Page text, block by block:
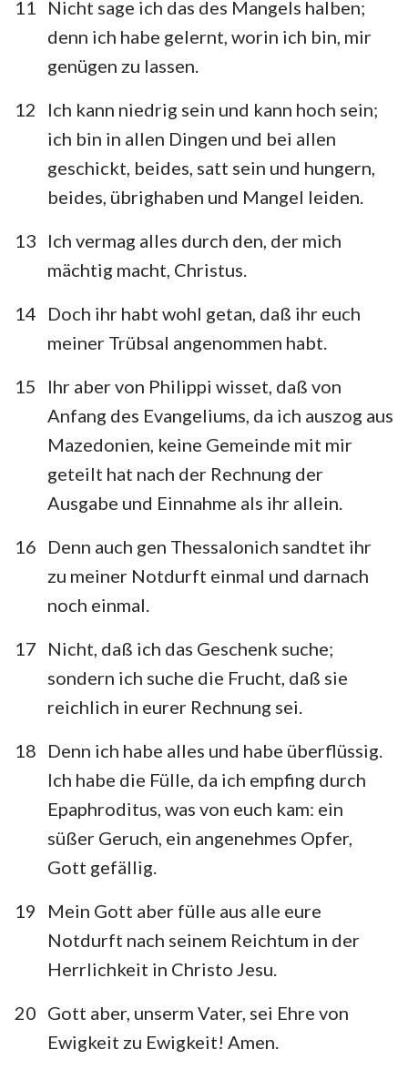
11
Nicht sage ich das des Mangels halben;
denn ich habe gelernt, worin ich bin, mir
genügen zu lassen.
12
Ich kann niedrig sein und kann hoch sein;
ich bin in allen Dingen und bei allen
geschickt, beides, satt sein und hungern,
beides, übrighaben und Mangel leiden.
13
Ich vermag alles durch den, der mich
mächtig macht, Christus.
14
Doch ihr habt wohl getan, daß ihr euch
meiner Trübsal angenommen habt.
15
Ihr aber von Philippi wisset, daß von
Anfang des Evangeliums, da ich auszog aus
Mazedonien, keine Gemeinde mit mir
geteilt hat nach der Rechnung der
Ausgabe und Einnahme als ihr allein.
16
Denn auch gen Thessalonich sandtet ihr
zu meiner Notdurft einmal und darnach
noch einmal.
17
Nicht, daß ich das Geschenk suche;
sondern ich suche die Frucht, daß sie
reichlich in eurer Rechnung sei.
18
Denn ich habe alles und habe überflüssig.
Ich habe die Fülle, da ich empfing durch
Epaphroditus, was von euch kam: ein
süßer Geruch, ein angenehmes Opfer,
Gott gefällig.
19
Mein Gott aber fülle aus alle eure
Notdurft nach seinem Reichtum in der
Herrlichkeit in Christo Jesu.
20 Gott aber, unserm Vater, sei Ehre von
Ewigkeit zu Ewigkeit! Amen.